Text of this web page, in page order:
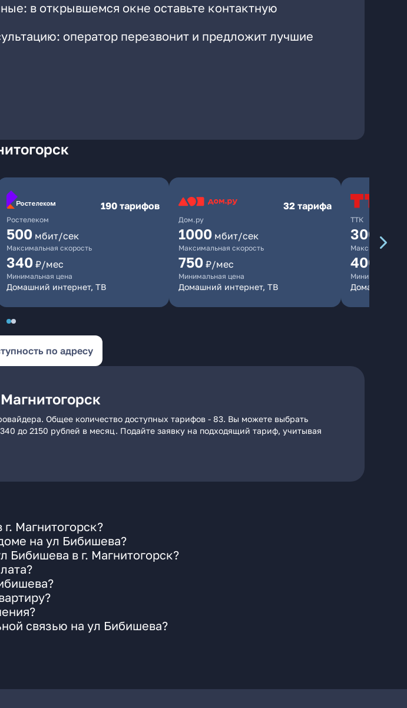
в открывшемся окне оставьте контактную
оператор перезвонит и предложит лучшие
Ростелеком
190 тарифов
500 мбит/сек
Максимальная скорость
340 ₽/мес
Минимальная цена
Домашний интернет, ТВ
Дом.ру
32 тарифа
1000 мбит/сек
Максимальная скорость
750 ₽/мес
Минимальная цена
Домашний интернет, ТВ
ТТК
300
Максимальная
400
Минимальная
Домашний
по адресу
Общее количество доступных тарифов - 83. Вы можете выбрать
до 2150 рублей в месяц. Подайте заявку на подходящий тариф, учитывая
Магнитогорск?
на ул Бибишева?
Бибишева в г. Магнитогорск?
связью на ул Бибишева?